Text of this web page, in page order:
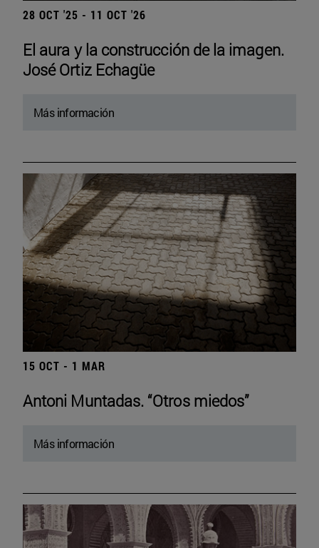
28 OCT '25 - 11 OCT '26
El aura y la construcción de la imagen.
José Ortiz Echagüe
Más información
15 OCT - 1 MAR
Antoni Muntadas. “Otros miedos”
Más información